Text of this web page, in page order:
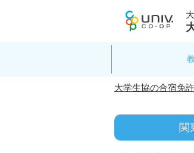
大学生協の合宿免許
関